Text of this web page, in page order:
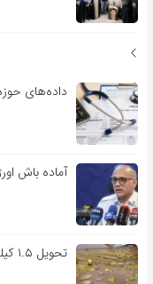
داده‌های
آماده باش
تحویل ۱.۵ کیلوگرم طلا توسط کارکنان اورژانس به صاحبانش